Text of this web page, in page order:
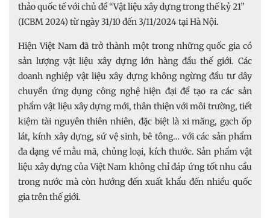
thảo quốc tế với chủ đề “Vật liệu xây dựng trong thế kỷ 21”
(ICBM 2024) từ ngày 31/10 đến 3/11/2024 tại Hà Nội.
Hiện Việt Nam đã trở thành một trong những quốc gia có
sản lượng vật liệu xây dựng lớn hàng đầu thế giới. Các
doanh nghiệp vật liệu xây dựng không ngừng đầu tư dây
chuyền ứng dụng công nghệ hiện đại để tạo ra các sản
phẩm vật liệu xây dựng mới, thân thiện với môi trường, tiết
kiệm tài nguyên thiên nhiên, đặc biệt là xi măng, gạch ốp
lát, kính xây dựng, sứ vệ sinh, bê tông… với các sản phẩm
đa dạng về mẫu mã, chủng loại, kích thước. Sản phẩm vật
liệu xây dựng của Việt Nam không chỉ đáp ứng tốt nhu cầu
trong nước mà còn hướng đến xuất khẩu đến nhiều quốc
gia trên thế giới.